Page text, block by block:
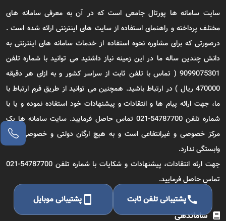
سایت سامانه ها پورتال جامعی است که در آن به معرفی سامانه های
مختلف پرداخته و راهنمای استفاده از سایت های اینترنتی ارائه شده است .
درصورتی که برای مشاوره نحوه استفاده از خدمات سامانه های اینترنتی به
دانش چندین ساله ما در این زمینه نیاز داشتید می توانید با شماره تلفن
9099075301 ( تماس با تلفن ثابت از سراسر کشور و به ازای هر دقیقه
470000 ریال ) در ارتباط باشید. همچنین می توانید از طریق فرم ارتباط با
ما، جهت ارائه پیام ها و انتقادات و پیشنهادات خود استفاده نموده و یا با
شماره تلفن 54787700-021 تماس حاصل فرمایید. سایت سامانه ها یک
مرکز خصوصی و غیرانتفاعی است و به هیچ ارگان دولتی و خصوصی دیگر
وابستگی ندارد.
جهت ارئه انتقادات، پیشنهادات و شکایات با شماره تلفن 54787700-021
تماس حاصل فرمایید.
ساماندهی
callپشتیبانی تلفن ثابت smartphoneپشتیبانی موبایل